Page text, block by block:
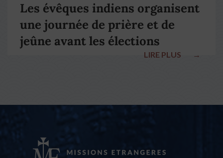
Les évêques indiens organisent
une journée de prière et de
jeûne avant les élections
LIRE PLUS →